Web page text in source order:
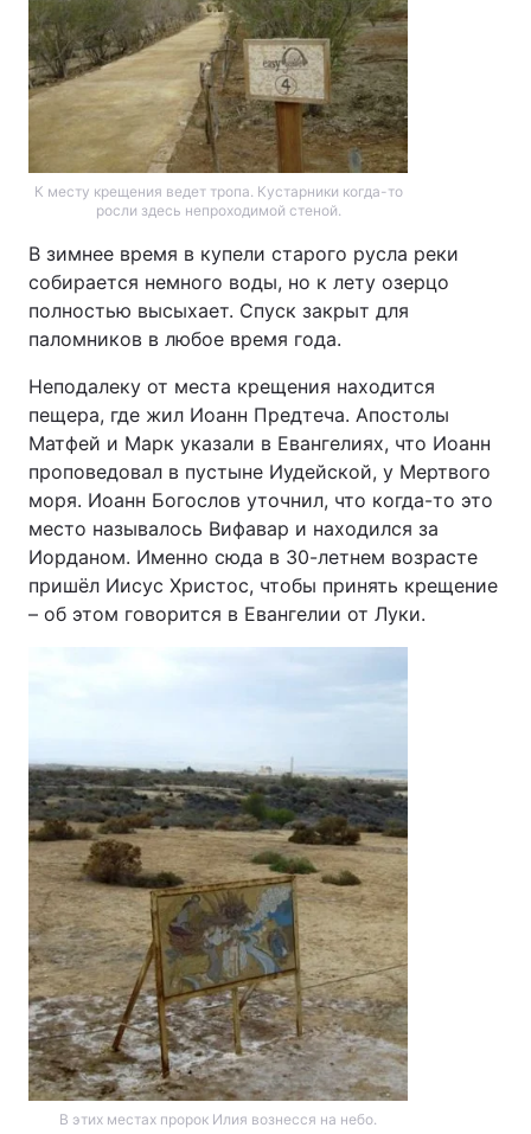
К месту крещения ведет тропа. Кустарники когда-то
росли здесь непроходимой стеной.
В зимнее время в купели старого русла реки
собирается немного воды, но к лету озерцо
полностью высыхает. Спуск закрыт для
паломников в любое время года.
Неподалеку от места крещения находится
пещера, где жил Иоанн Предтеча. Апостолы
Матфей и Марк указали в Евангелиях, что Иоанн
проповедовал в пустыне Иудейской, у Мертвого
моря. Иоанн Богослов уточнил, что когда-то это
место называлось Вифавар и находился за
Иорданом. Именно сюда в 30-летнем возрасте
пришёл Иисус Христос, чтобы принять крещение
– об этом говорится в Евангелии от Луки.
В этих местах пророк Илия вознесся на небо.